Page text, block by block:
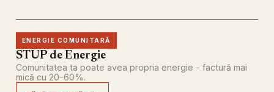
ENERGIE COMUNITARĂ
STUP de Energie
Comunitatea ta poate avea propria energie - factură mai
mică cu 20-60%.